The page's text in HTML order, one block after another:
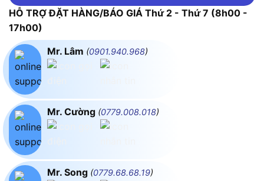
HỖ TRỢ ĐẶT HÀNG/BÁO GIÁ Thứ 2 - Thứ 7 (8h00 -
17h00)
Mr. Lâm (0901.940.968)
Mr. Cường (0779.008.018)
Mr. Song (0779.68.68.19)